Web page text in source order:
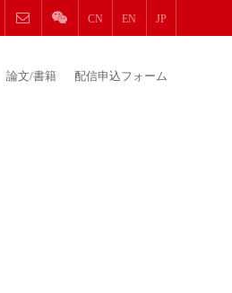
CN EN JP
論文/書籍 配信申込フォーム